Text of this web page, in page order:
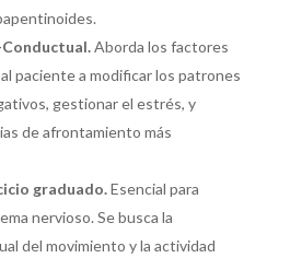
Aborda los factores
paciente a modificar los patrones
gestionar el estrés, y
de afrontamiento más
graduado.Esencial para
nervioso. Se busca la
del movimiento y la actividad